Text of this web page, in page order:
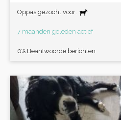
Oppas gezocht voor:
7 maanden geleden actief
0% Beantwoorde berichten